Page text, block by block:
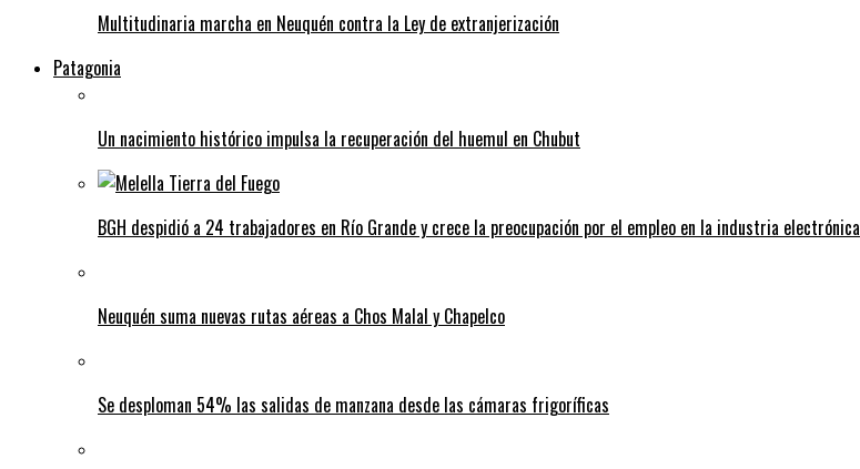
Multitudinaria marcha en Neuquén contra la Ley de extranjerización
Patagonia
Un nacimiento histórico impulsa la recuperación del huemul en Chubut
BGH despidió a 24 trabajadores en Río Grande y crece la preocupación por el empleo en la industria electrónica
Neuquén suma nuevas rutas aéreas a Chos Malal y Chapelco
Se desploman 54% las salidas de manzana desde las cámaras frigoríficas